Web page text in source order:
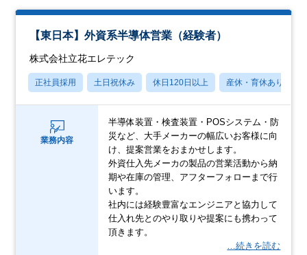
【東日本】外資系半導体営業（経験者）
株式会社立花エレテック
正社員採用 土日祝休み 休日120日以上 産休・育休あり
業務内容
半導体装置・検査装置・POSシステム・防
災など、大手メーカーの幅広いお客様に向
け、提案営業をおまかせします。
外資仕入先メーカの製品の営業活動から納
期や在庫の管理、アフターフォローまで行
います。
社内には経験豊富なエンジニアと協力して
仕入れ先とのやり取りや提案にも携わって
頂きます。
…続きを読む